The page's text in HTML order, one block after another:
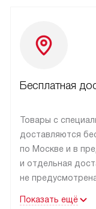
Бесплатная
Товары с
доставляются
по Москве и в
и отдельная
не
рекомендуем
Показать ещё